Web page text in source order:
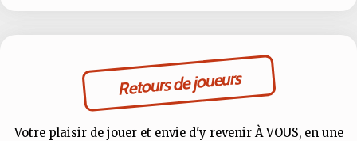
Retours de joueurs
Votre plaisir de jouer et envie d'y revenir À VOUS, en une